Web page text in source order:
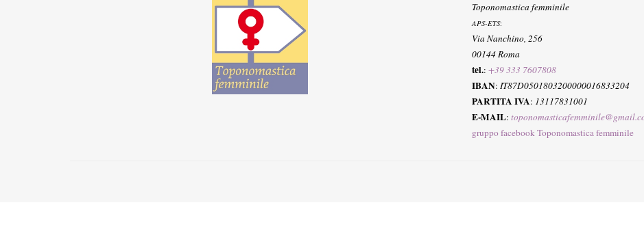
Toponomastica femminile
APS-ETS:
Via Nanchino, 256
00144 Roma
tel.: +39 333 7607808
IBAN: IT87D0501803200000016833204
PARTITA IVA: 13117831001
E-MAIL:
gruppo facebook Toponomastica femminile